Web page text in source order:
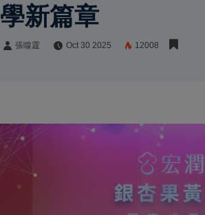
學新篇章
張噬霆 Oct 30 2025 12008